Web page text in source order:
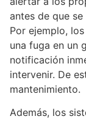
antes de que
Por ejemplo,
una fuga en un
notificación
intervenir. De
mantenimiento.
Además, los